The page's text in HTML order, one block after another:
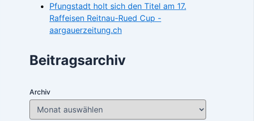
Pfungstadt holt sich den Titel am 17.
Raffeisen Reitnau-Rued Cup -
aargauerzeitung.ch
Beitragsarchiv
Archiv